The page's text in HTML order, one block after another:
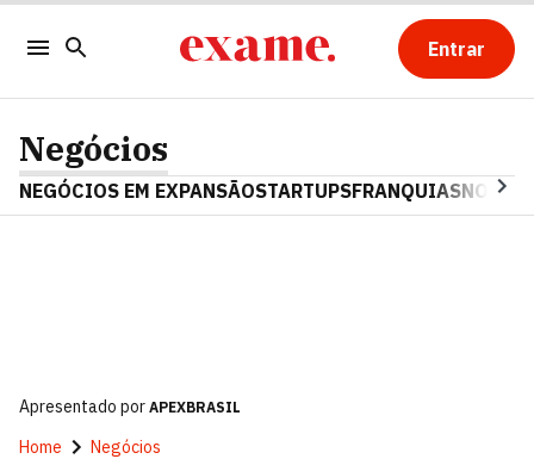
Entrar
Negócios
NEGÓCIOS EM EXPANSÃOSTARTUPSFRANQUIAS
Apresentado por APEXBRASIL
Home Negócios